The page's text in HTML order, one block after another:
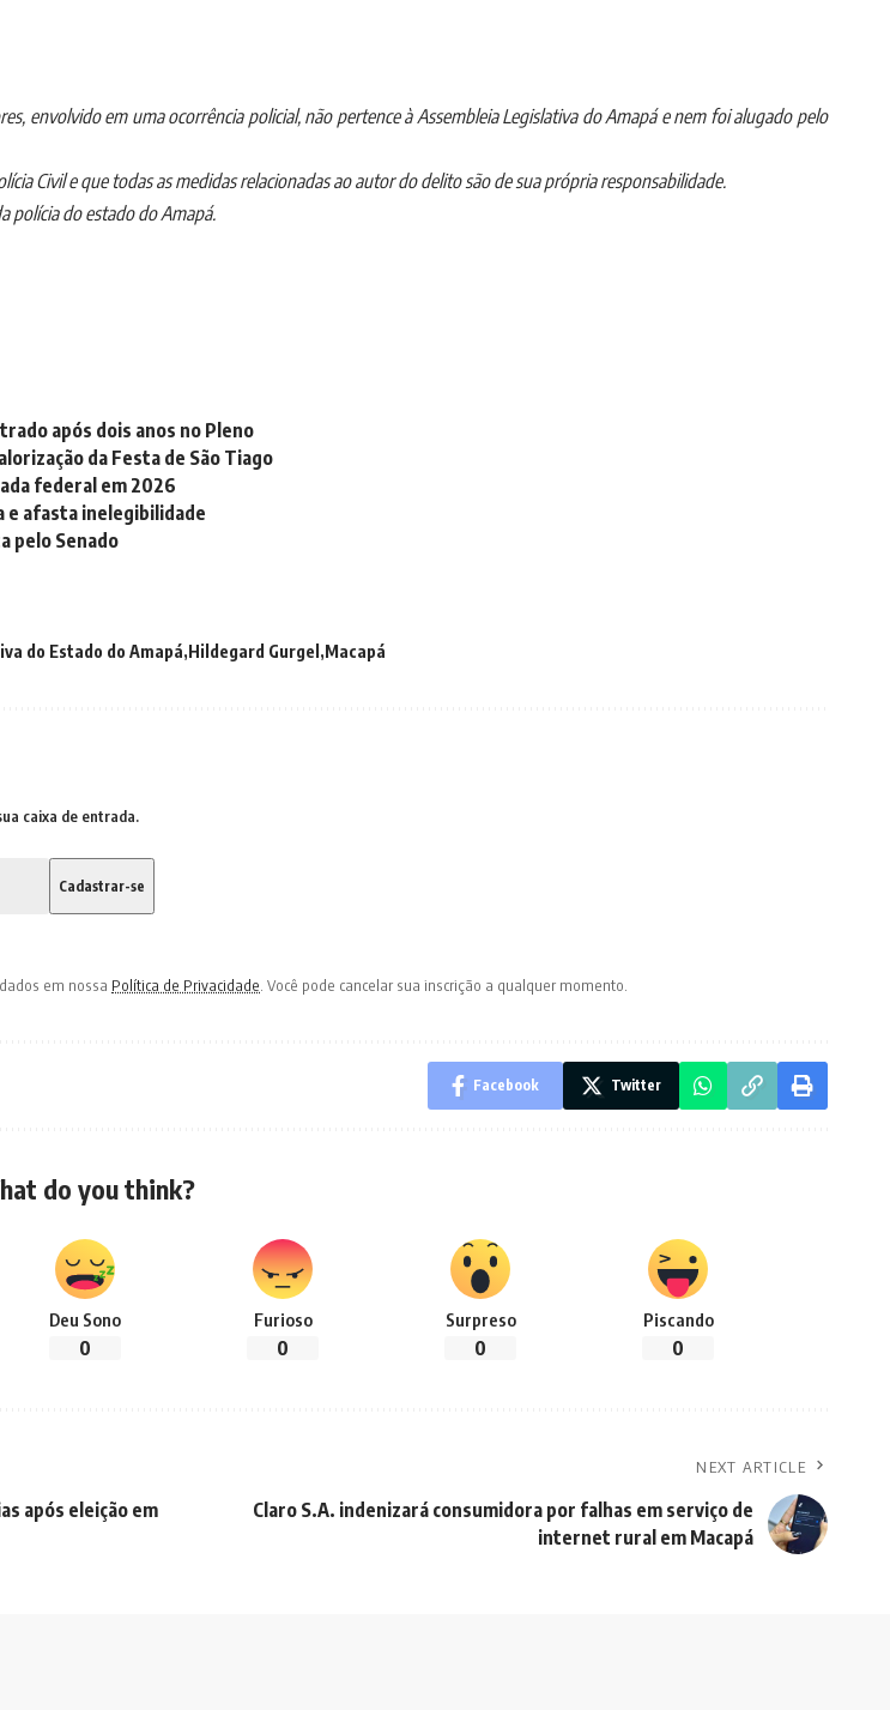
envolvido em uma ocorrência policial, não pertence à Assembleia Legislativa do Amapá e nem foi alugado pelo
Civil e que todas as medidas relacionadas ao autor do delito são de sua própria responsabilidade.
polícia do estado do Amapá.
após dois anos no Pleno
da Festa de São Tiago
federal em 2026
e afasta inelegibilidade
pelo Senado
do Estado do Amapá Hildegard Gurgel Macapá
caixa de entrada.
em nossa Política de Privacidade . Você pode cancelar sua inscrição a qualquer momento.
Facebook Twitter
do you think?
Deu Sono
0
Furioso
0
Surpreso
0
Piscando
0
após eleição em
NEXT ARTICLE
Claro S.A. indenizará consumidora por falhas em serviço de
internet rural em Macapá